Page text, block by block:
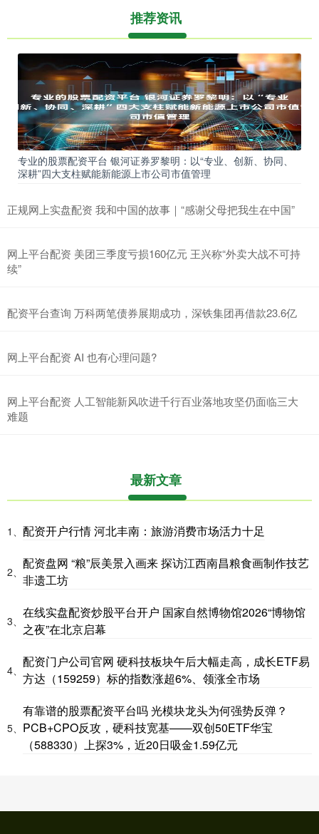
推荐资讯
专业的股票配资平台 银河证券罗黎明：以“专业、创新、协同、
深耕”四大支柱赋能新能源上市公司市值管理
正规网上实盘配资 我和中国的故事｜“感谢父母把我生在中国”
网上平台配资 美团三季度亏损160亿元 王兴称“外卖大战不可持
续”
配资平台查询 万科两笔债券展期成功，深铁集团再借款23.6亿
网上平台配资 AI 也有心理问题?
网上平台配资 人工智能新风吹进千行百业落地攻坚仍面临三大
难题
最新文章
1、 配资开户行情 河北丰南：旅游消费市场活力十足
2、
配资盘网 “粮”辰美景入画来 探访江西南昌粮食画制作技艺
非遗工坊
3、
在线实盘配资炒股平台开户 国家自然博物馆2026“博物馆
之夜”在北京启幕
4、
配资门户公司官网 硬科技板块午后大幅走高，成长ETF易
方达（159259）标的指数涨超6%、领涨全市场
5、
有靠谱的股票配资平台吗 光模块龙头为何强势反弹？
PCB+CPO反攻，硬科技宽基——双创50ETF华宝
（588330）上探3%，近20日吸金1.59亿元